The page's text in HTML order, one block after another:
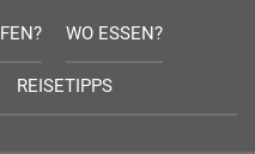
WO ESSEN?
REISETIPPS